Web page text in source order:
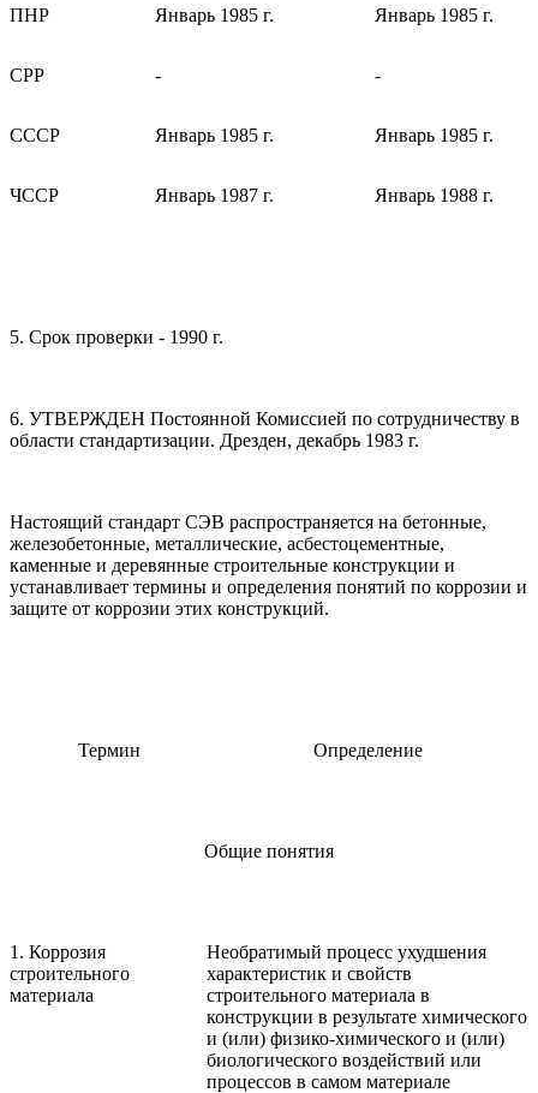
ПНР Январь 1985 г. Январь 1985 г.
СРР - -
СССР Январь 1985 г. Январь 1985 г.
ЧССР Январь 1987 г. Январь 1988 г.
5. Срок проверки - 1990 г.
6. УТВЕРЖДЕН Постоянной Комиссией по сотрудничеству в
области стандартизации. Дрезден, декабрь 1983 г.
Настоящий стандарт СЭВ распространяется на бетонные,
железобетонные, металлические, асбестоцементные,
каменные и деревянные строительные конструкции и
устанавливает термины и определения понятий по коррозии и
защите от коррозии этих конструкций.
Термин Определение
Общие понятия
1. Коррозия
строительного
материала
Необратимый процесс ухудшения
характеристик и свойств
строительного материала в
конструкции в результате химического
и (или) физико-химического и (или)
биологического воздействий или
процессов в самом материале